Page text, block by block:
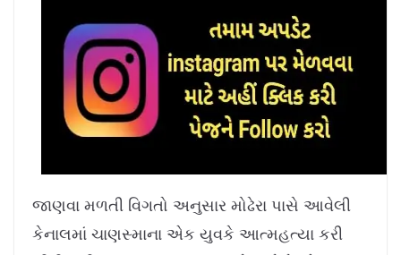
જાણવા મળતી વિગતો અનુસાર મોઢેરા પાસે આવેલી
કેનાલમાં ચાણસ્માના એક યુવકે આત્મહત્યા કરી